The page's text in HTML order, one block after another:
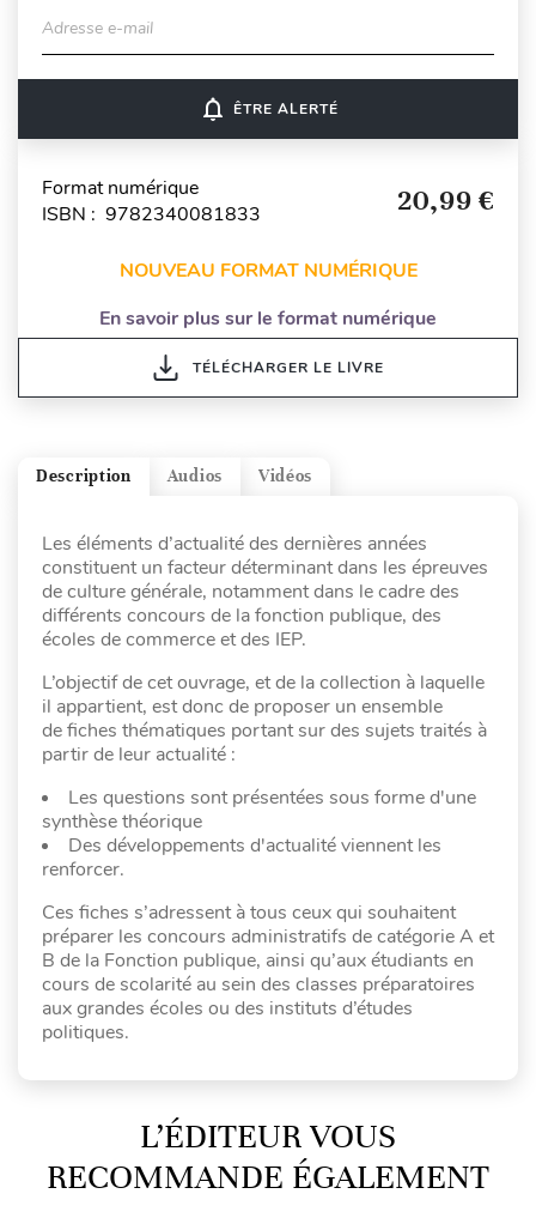
Adresse e-mail
notifications_none ÊTRE ALERTÉ
Format numérique
ISBN : 9782340081833
20,99 €
NOUVEAU FORMAT NUMÉRIQUE
En savoir plus sur le format numérique
TÉLÉCHARGER LE LIVRE
Vidéos
Audios
Description
Les éléments d’actualité des dernières années
constituent un facteur déterminant dans les épreuves
de culture générale, notamment dans le cadre des
différents concours de la fonction publique, des
écoles de commerce et des IEP.
L’objectif de cet ouvrage, et de la collection à laquelle
il appartient, est donc de proposer un ensemble
de fiches thématiques portant sur des sujets traités à
partir de leur actualité :
Les questions sont présentées sous forme d'une
synthèse théorique
Des développements d'actualité viennent les
renforcer.
Ces fiches s’adressent à tous ceux qui souhaitent
préparer les concours administratifs de catégorie A et
B de la Fonction publique, ainsi qu’aux étudiants en
cours de scolarité au sein des classes préparatoires
aux grandes écoles ou des instituts d’études
politiques.
L’ÉDITEUR VOUS
RECOMMANDE ÉGALEMENT